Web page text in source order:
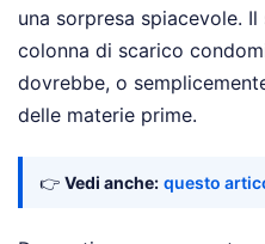
una sorpresa spiacevole.
colonna di scarico
dovrebbe, o
delle materie prime.
👉 Vedi anche: questo